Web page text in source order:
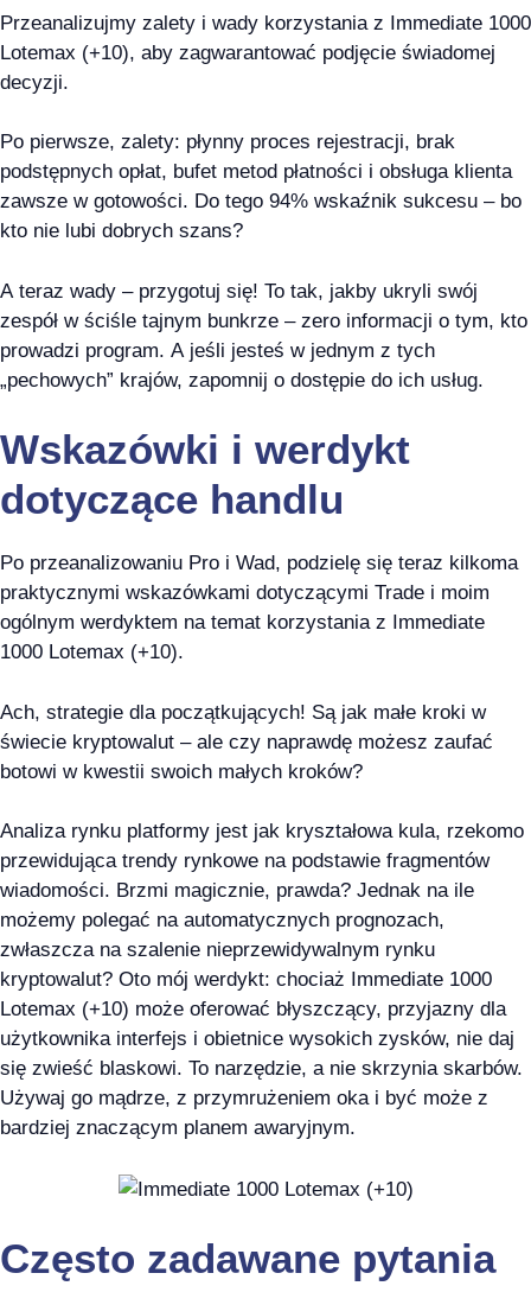
Przeanalizujmy zalety i wady korzystania z Immediate 1000
Lotemax (+10), aby zagwarantować podjęcie świadomej
decyzji.
Po pierwsze, zalety: płynny proces rejestracji, brak
podstępnych opłat, bufet metod płatności i obsługa klienta
zawsze w gotowości. Do tego 94% wskaźnik sukcesu – bo
kto nie lubi dobrych szans?
A teraz wady – przygotuj się! To tak, jakby ukryli swój
zespół w ściśle tajnym bunkrze – zero informacji o tym, kto
prowadzi program. A jeśli jesteś w jednym z tych
„pechowych” krajów, zapomnij o dostępie do ich usług.
Wskazówki i werdykt
dotyczące handlu
Po przeanalizowaniu Pro i Wad, podzielę się teraz kilkoma
praktycznymi wskazówkami dotyczącymi Trade i moim
ogólnym werdyktem na temat korzystania z Immediate
1000 Lotemax (+10).
Ach, strategie dla początkujących! Są jak małe kroki w
świecie kryptowalut – ale czy naprawdę możesz zaufać
botowi w kwestii swoich małych kroków?
Analiza rynku platformy jest jak kryształowa kula, rzekomo
przewidująca trendy rynkowe na podstawie fragmentów
wiadomości. Brzmi magicznie, prawda? Jednak na ile
możemy polegać na automatycznych prognozach,
zwłaszcza na szalenie nieprzewidywalnym rynku
kryptowalut? Oto mój werdykt: chociaż Immediate 1000
Lotemax (+10) może oferować błyszczący, przyjazny dla
użytkownika interfejs i obietnice wysokich zysków, nie daj
się zwieść blaskowi. To narzędzie, a nie skrzynia skarbów.
Używaj go mądrze, z przymrużeniem oka i być może z
bardziej znaczącym planem awaryjnym.
Często zadawane pytania